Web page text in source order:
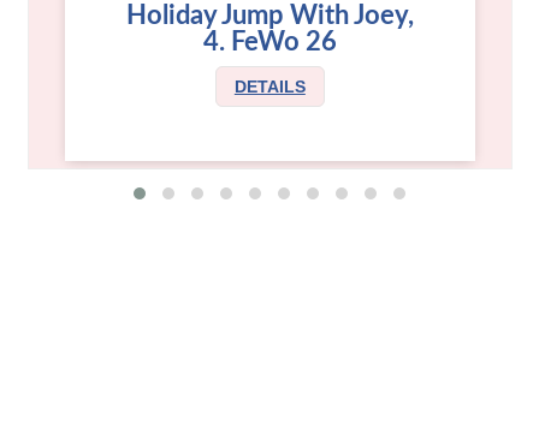
Holiday Jump With Joey,
4. FeWo 26
DETAILS